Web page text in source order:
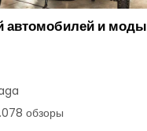
автомобилей и моды
обзоры